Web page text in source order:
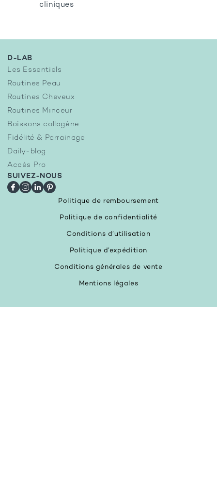
cliniques
D-LAB
Les Essentiels
Routines Peau
Routines Cheveux
Routines Minceur
Boissons collagène
Fidélité & Parrainage
Daily-blog
Accès Pro
SUIVEZ-NOUS
Facebook
Instagram
LinkedIn
Pinterest
Politique de remboursement
Politique de confidentialité
Conditions d’utilisation
Politique d’expédition
Conditions générales de vente
Mentions légales